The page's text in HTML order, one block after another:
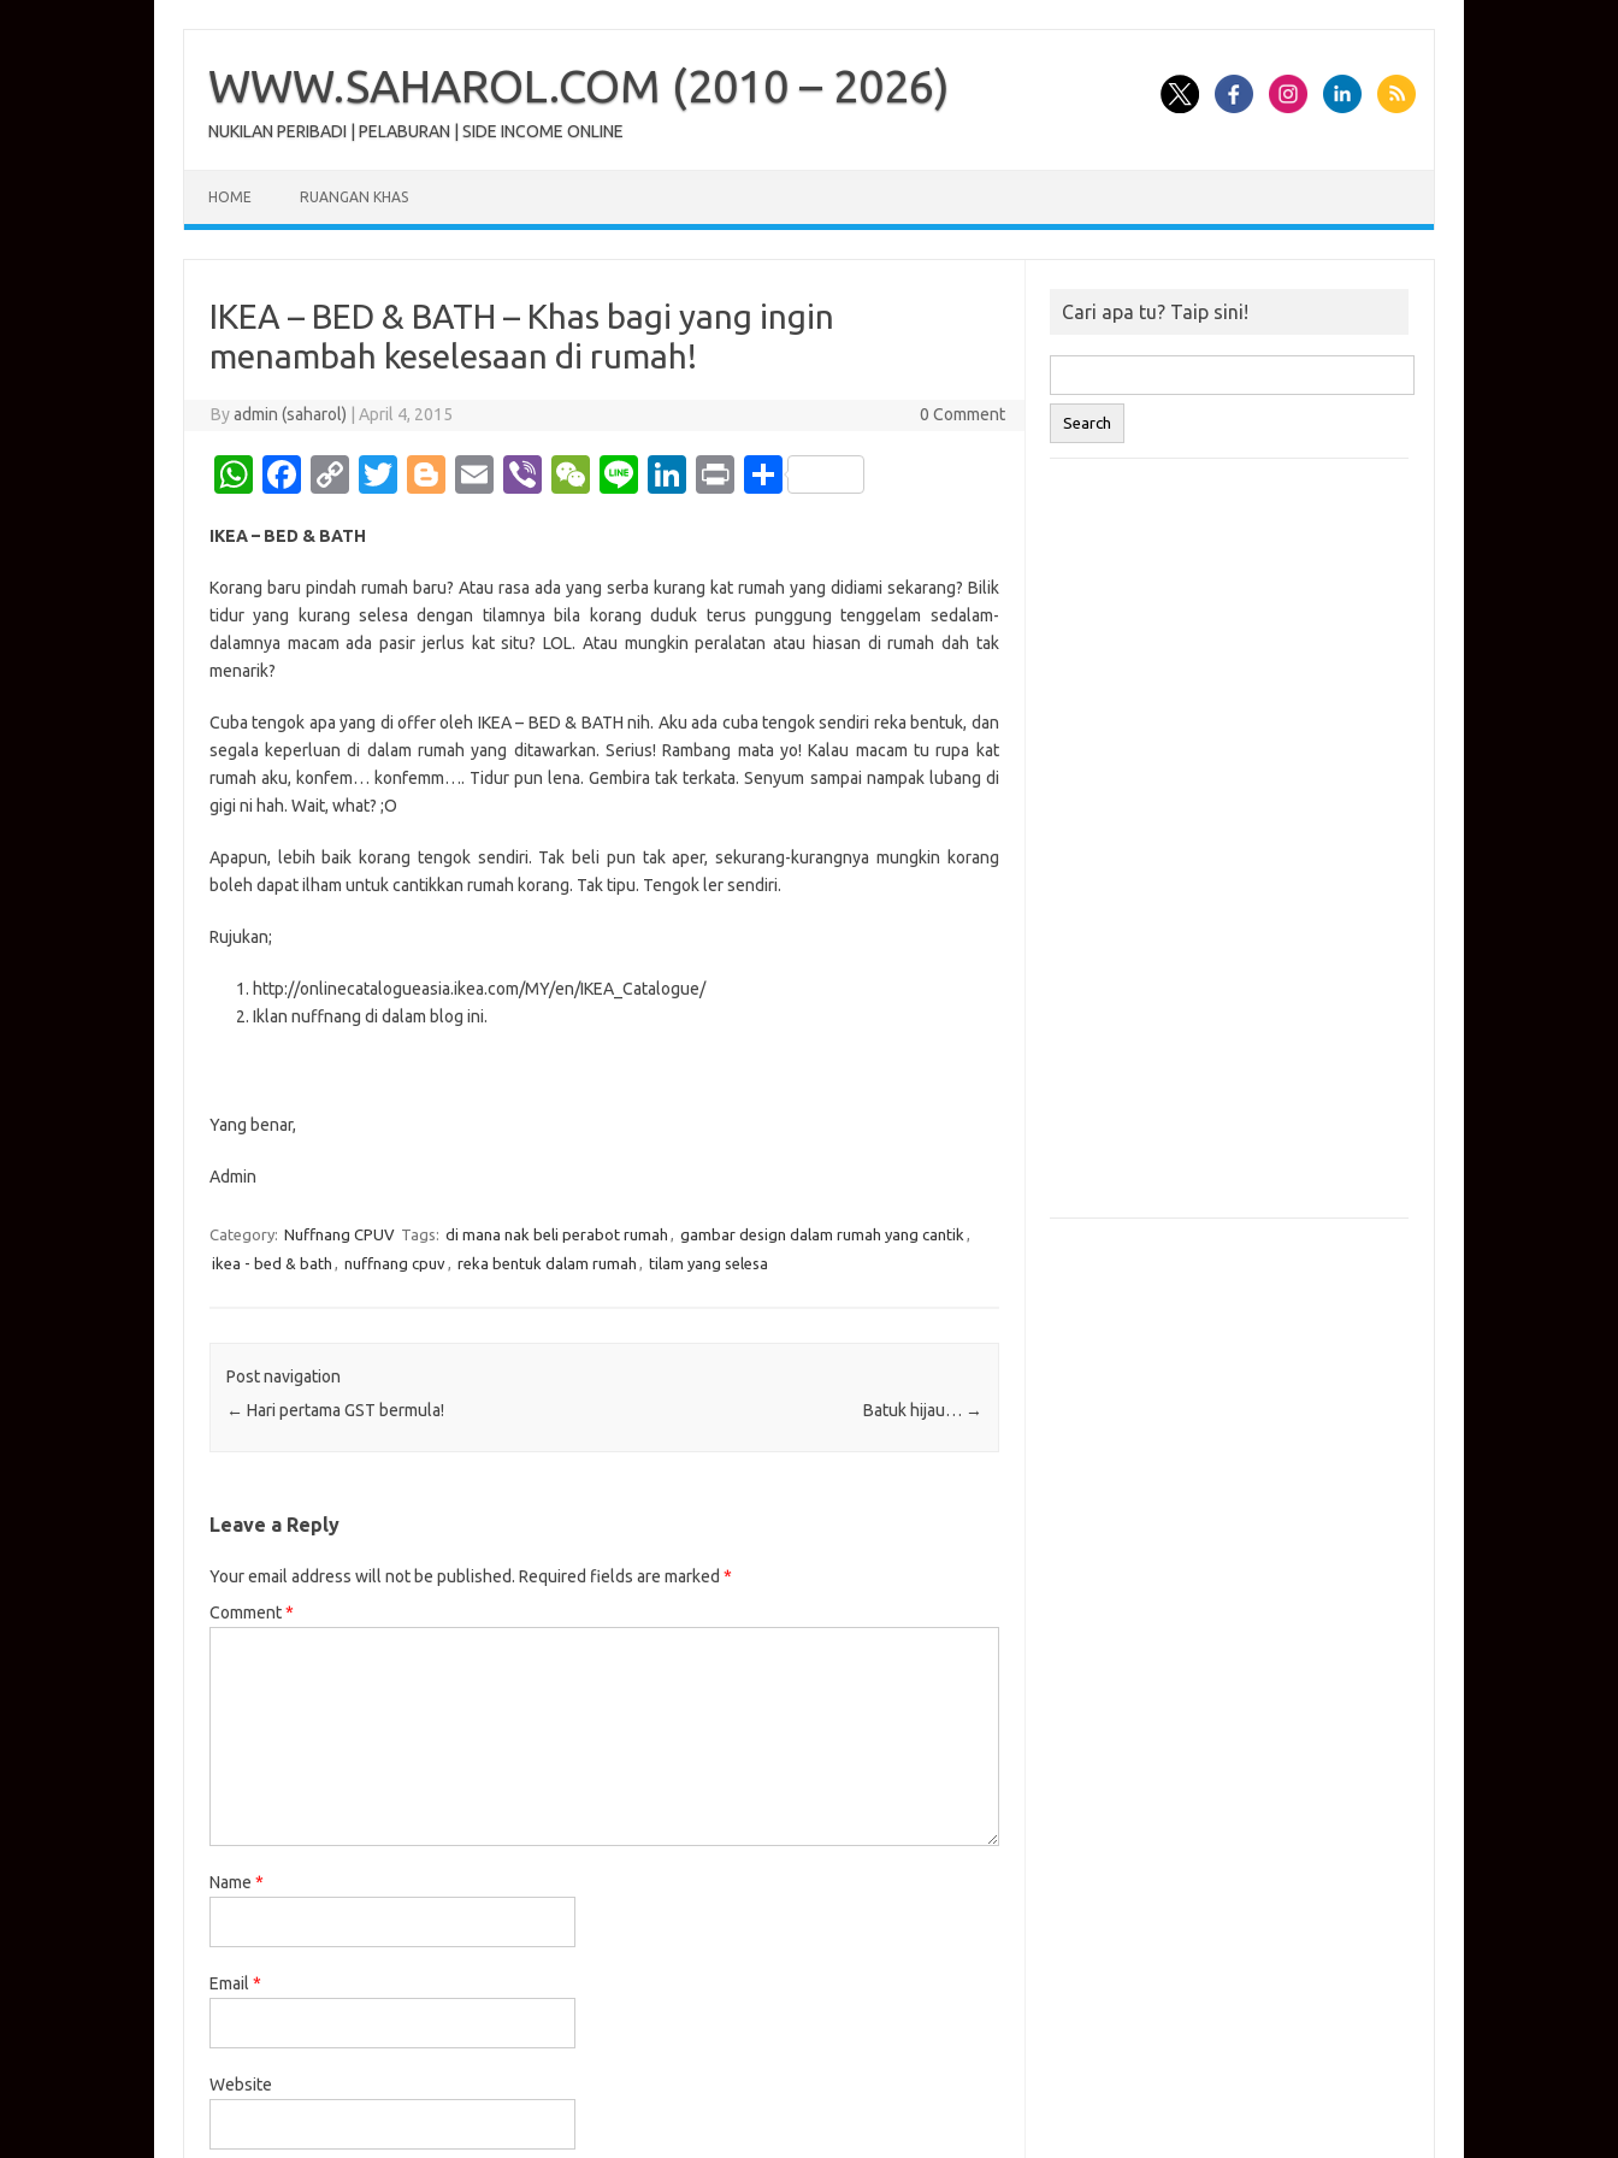
contentWWW.SAHAROL.COM (2010 – 2026)
NUKILAN PERIBADI | PELABURAN | SIDE INCOME ONLINE
HOME RUANGAN KHAS
IKEA – BED & BATH – Khas bagi yang ingin
menambah keselesaan di rumah!
Byadmin (saharol) April 4, 2015 0 Comment
W
at
s
A
p
p
Fa
e
b
o
C
p
y
Li
T
te
r
Bl
g
er
E
Vi
W
h
at
Li
Li
e
dI
n
Pr S
e
IKEA – BED & BATH
Korang baru pindah rumah baru? Atau rasa ada yang serba kurang kat rumah yang didiami sekarang? Bilik
tidur yang kurang selesa dengan tilamnya bila korang duduk terus punggung tenggelam sedalam-
dalamnya macam ada pasir jerlus kat situ? LOL. Atau mungkin peralatan atau hiasan di rumah dah tak
menarik?
Cuba tengok apa yang di offer oleh IKEA – BED & BATH nih. Aku ada cuba tengok sendiri reka bentuk, dan
segala keperluan di dalam rumah yang ditawarkan. Serius! Rambang mata yo! Kalau macam tu rupa kat
rumah aku, konfem… konfemm…. Tidur pun lena. Gembira tak terkata. Senyum sampai nampak lubang di
gigi ni hah. Wait, what? ;O
Apapun, lebih baik korang tengok sendiri. Tak beli pun tak aper, sekurang-kurangnya mungkin korang
boleh dapat ilham untuk cantikkan rumah korang. Tak tipu. Tengok ler sendiri.
Rujukan;
http://onlinecatalogueasia.ikea.com/MY/en/IKEA_Catalogue/
Iklan nuffnang di dalam blog ini.
Yang benar,
Admin
Category: Nuffnang CPUV Tags: di mana nak beli perabot rumah , gambar design dalam rumah yang cantik ,
ikea - bed & bath , nuffnang cpuv, reka bentuk dalam rumah , tilam yang selesa
Post navigation
← Hari pertama GST bermula! Batuk hijau… →
Leave a Reply
Your email address will not be published. Required fields are marked *
Comment*
Name *
Email *
Website
Cari apa tu? Taip sini!